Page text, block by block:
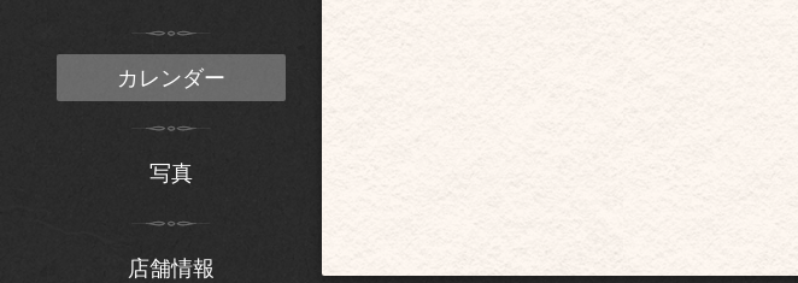
カレンダー
写真
店舗情報